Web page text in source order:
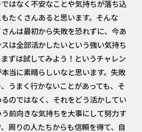
ではなく不安なことや気持ちが落ち込
たくさんあると思います。そんな
んは最初から失敗を恐れずに、今あ
スは全部活かしたいという強い気持ち
ずは試してみよう！というチャレン
当に素晴らしいなと思います。失敗
うまく行かないことがあっても、そ
るのではなく、それをどう活かしてい
う前向きな気持ちを大事にして努力す
周りの人たちからも信頼を得て、自